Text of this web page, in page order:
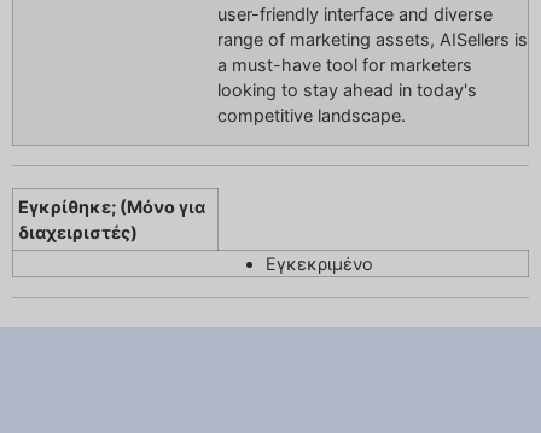
user-friendly interface and diverse
range of marketing assets, AISellers is
a must-have tool for marketers
looking to stay ahead in today's
competitive landscape.
Εγκρίθηκε; (Μόνο για
διαχειριστές)
Εγκεκριμένο